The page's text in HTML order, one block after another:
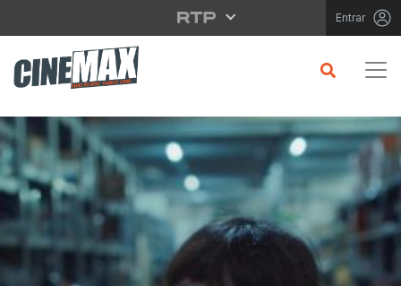
Saltar para o conteúdo principal Entrar